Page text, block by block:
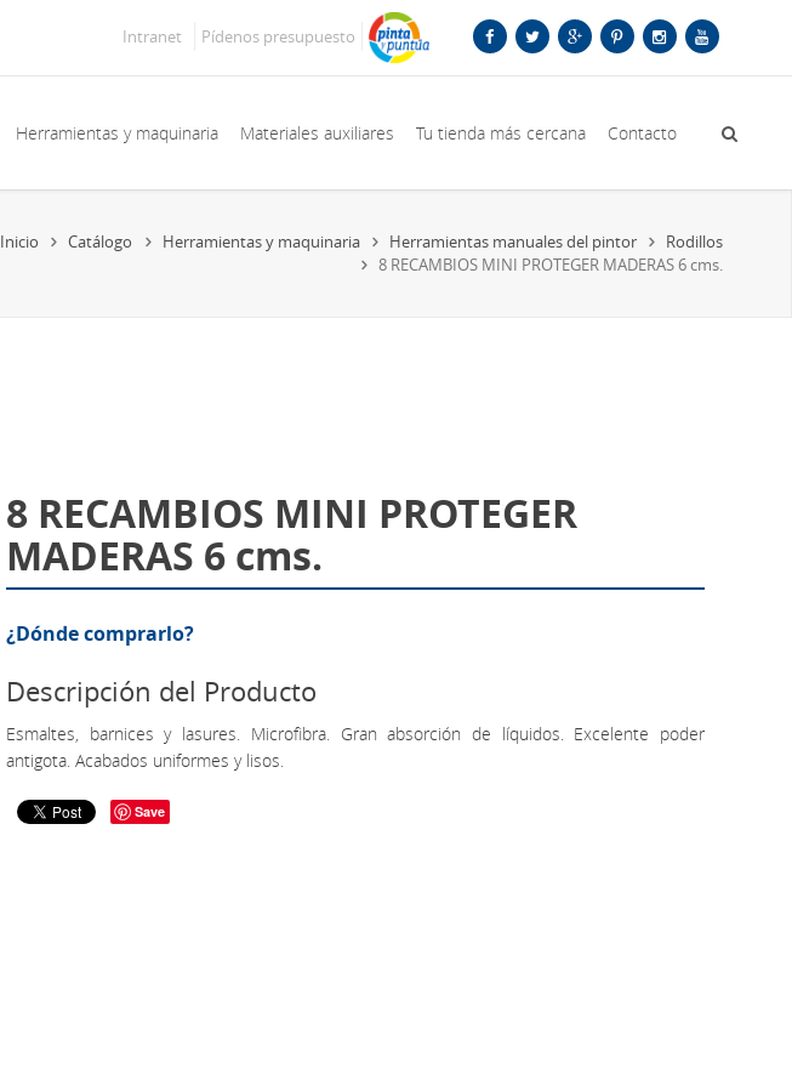
Intranet Pídenos presupuesto
Herramientas y maquinaria Materiales auxiliares Tu tienda más cercana Contacto
Inicio Catálogo Herramientas y maquinaria Herramientas manuales del pintor
Rodillos
8 RECAMBIOS MINI PROTEGER MADERAS 6 cms.
8 RECAMBIOS MINI PROTEGER
MADERAS 6 cms.
¿Dónde comprarlo?
Descripción del Producto
Esmaltes, barnices y lasures. Microfibra. Gran absorción de líquidos. Excelente poder
antigota. Acabados uniformes y lisos.
Save